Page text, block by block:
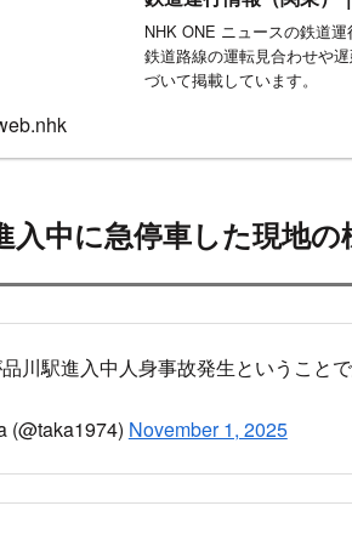
5時41分頃 東海道線
品川駅進入中に急停
頃 東海道線 品川駅で人
り初電 1820E
ゅ (@Chiyoda_EXP)November 1,